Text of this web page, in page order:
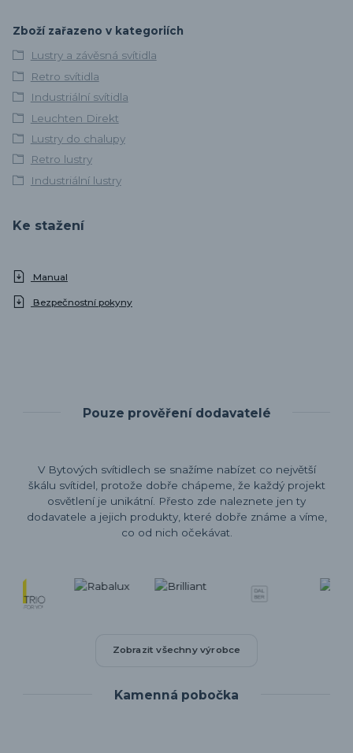
Zboží zařazeno v kategoriích
Lustry a závěsná svítidla
Retro svítidla
Industriální svítidla
Leuchten Direkt
Lustry do chalupy
Retro lustry
Industriální lustry
Ke stažení
Manual
Bezpečnostní pokyny
Pouze prověření dodavatelé
V Bytových svítidlech se snažíme nabízet co největší
škálu svítidel, protože dobře chápeme, že každý projekt
osvětlení je unikátní. Přesto zde naleznete jen ty
dodavatele a jejich produkty, které dobře známe a víme,
co od nich očekávat.
Zobrazit všechny výrobce
Kamenná pobočka